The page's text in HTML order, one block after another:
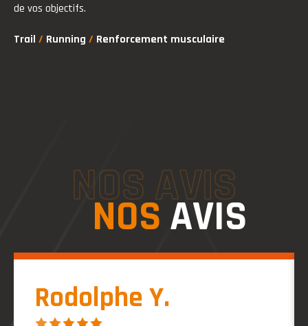
de vos objectifs.
Trail / Running / Renforcement musculaire
NOS AVIS
NOSAVIS
Rodolphe Y.